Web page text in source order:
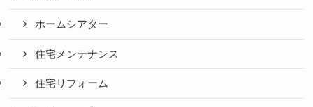
ホームシアター
住宅メンテナンス
住宅リフォーム